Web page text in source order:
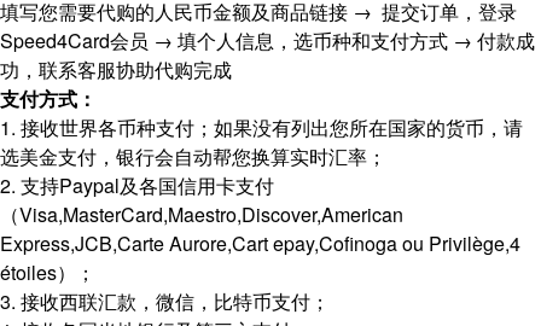
填写您需要代购的人民币金额及商品链接 → 提交订单，登录
Speed4Card会员 → 填个人信息，选币种和支付方式 → 付款成
功，联系客服协助代购完成
支付方式：
1. 接收世界各币种支付；如果没有列出您所在国家的货币，请
选美金支付，银行会自动帮您换算实时汇率；
2. 支持Paypal及各国信用卡支付
（Visa,MasterCard,Maestro,Discover,American
Express,JCB,Carte Aurore,Cart epay,Cofinoga ou Privilège,4
étoiles）；
3. 接收西联汇款，微信，比特币支付；